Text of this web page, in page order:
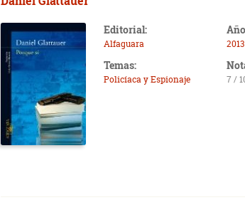
Editorial:
Alfaguara 2013
Temas:
Policíaca y Espionaje 7 /